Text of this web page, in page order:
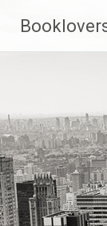
Inhalt
springen